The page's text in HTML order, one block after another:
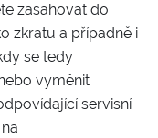
zasahovat do
zkratu a případně i
se tedy
vyměnit
servisní